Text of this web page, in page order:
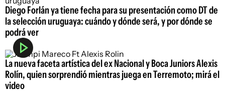
Diego Forlán ya tiene fecha para su presentación como DT de
la selección uruguaya: cuándo y dónde será, y por dónde se
podrá ver
La nueva faceta artística del ex Nacional y Boca Juniors Alexis
Rolín, quien sorprendió mientras juega en Terremoto; mirá el
video